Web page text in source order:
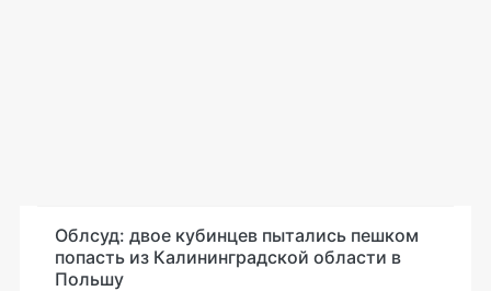
Облсуд: двое кубинцев пытались пешком
попасть из Калининградской области в
Польшу